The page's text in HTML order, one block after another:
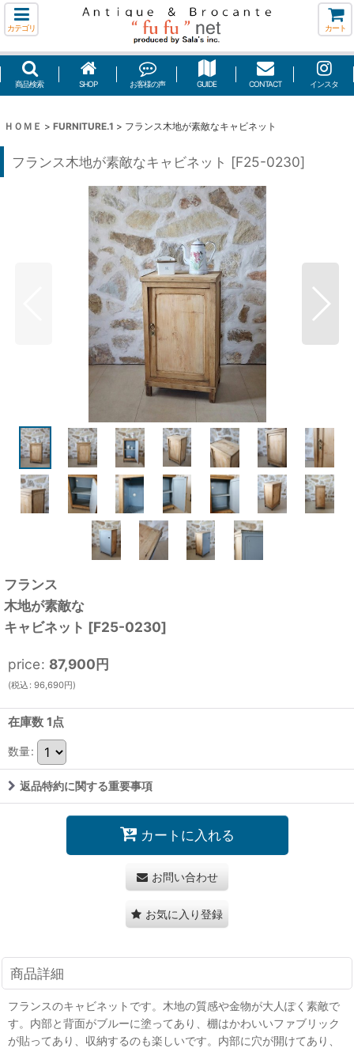
カテゴリ カート
商品検索 SHOP お客様の声 GUIDE CONTACT インスタ
ＨＯＭＥ > FURNITURE.1 > フランス木地が素敵なキャビネット
フランス木地が素敵なキャビネット [F25-0230]
フランス
木地が素敵な
キャビネット [F25-0230]
price: 87,900円
(税込 : 96,690円)
在庫数 1点
数量:
返品特約に関する重要事項
カートに入れる
お問い合わせ
お気に入り登録
商品詳細
フランスのキャビネットです。木地の質感や金物が大人ぽく素敵で
す。内部と背面がブルーに塗ってあり、棚はかわいいファブリック
が貼ってあり、収納するのも楽しいです。内部に穴が開けてあり、